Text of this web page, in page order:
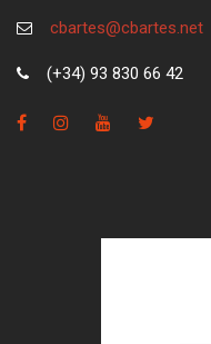
cbartes@cbartes.net
(+34) 93 830 66 42